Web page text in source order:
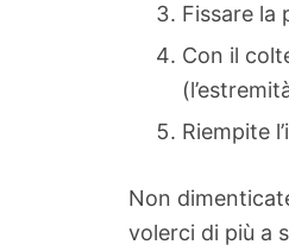
Fissare la
Con il
Riempite
Non
volerci di più a